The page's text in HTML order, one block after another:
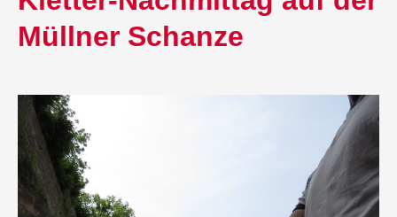
Müllner Schanze